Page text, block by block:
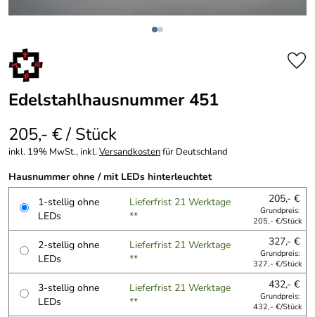
Edelstahlhausnummer 451
205,- € / Stück
inkl. 19% MwSt., inkl.Versandkostenfür Deutschland
Hausnummer ohne / mit LEDs hinterleuchtet
1-stellig ohne
LEDs
Lieferfrist 21 Werktage
**
205,- €
Grundpreis:
205,- €/Stück
2-stellig ohne
LEDs
Lieferfrist 21 Werktage
**
327,- €
Grundpreis:
327,- €/Stück
3-stellig ohne
LEDs
Lieferfrist 21 Werktage
**
432,- €
Grundpreis:
432,- €/Stück